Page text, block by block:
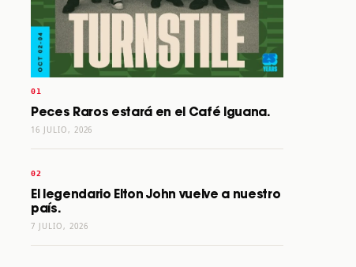
Peces Raros estará en el Café Iguana.
16 JULIO, 2026
El legendario Elton John vuelve a nuestro
país.
7 JULIO, 2026